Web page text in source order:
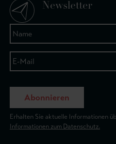
Newsletter
Abonnieren
Erhalten Sie aktuelle Informationen
Informationen zum Datenschutz.